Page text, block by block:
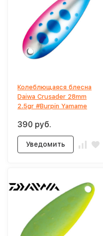
Колеблющаяся блесна
Daiwa Crusader 28mm
2.5gr #Burpin Yamame
390 руб.
Уведомить